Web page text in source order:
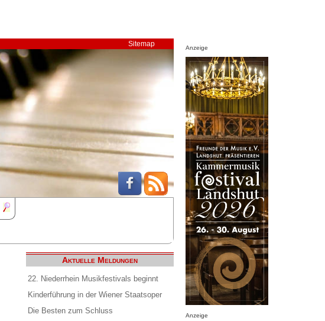
Sitemap
Aktuelle Meldungen
22. Niederrhein Musikfestivals beginnt
Kinderführung in der Wiener Staatsoper
Die Besten zum Schluss
Anzeige
Anzeige